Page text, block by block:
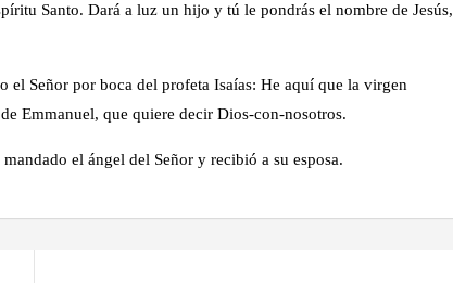
Santo. Dará a luz un hijo y tú le pondrás el nombre de Jesús,
el Señor por boca del profeta Isaías: He aquí que la virgen
Emmanuel, que quiere decir Dios-con-nosotros.
el ángel del Señor y recibió a su esposa.